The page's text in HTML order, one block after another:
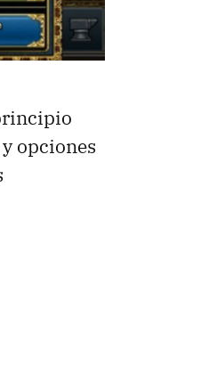
opciones